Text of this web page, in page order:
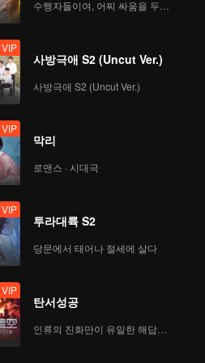
VIP
사방극애 S2 (Uncut Ver.)
사방극애 S2 (Uncut Ver.)
VIP
막리
로맨스 · 시대극
VIP
투라대륙 S2
당문에서 태어나 절세에 살다
VIP
탄서성공
인류의 진화만이 유일한 해답이다